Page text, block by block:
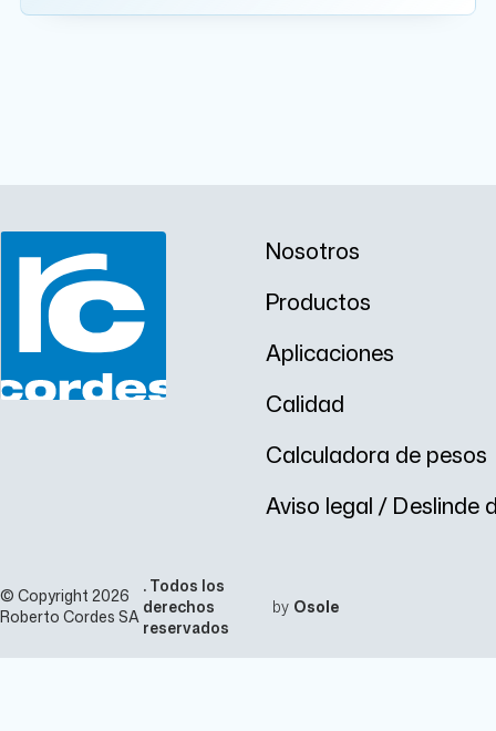
s
5
m
m
Nosotros
Productos
Aplicaciones
Calidad
Calculadora de pesos
Aviso legal / Deslinde
© Copyright 2026
Roberto Cordes SA
. Todos los
derechos
reservados
by Osole